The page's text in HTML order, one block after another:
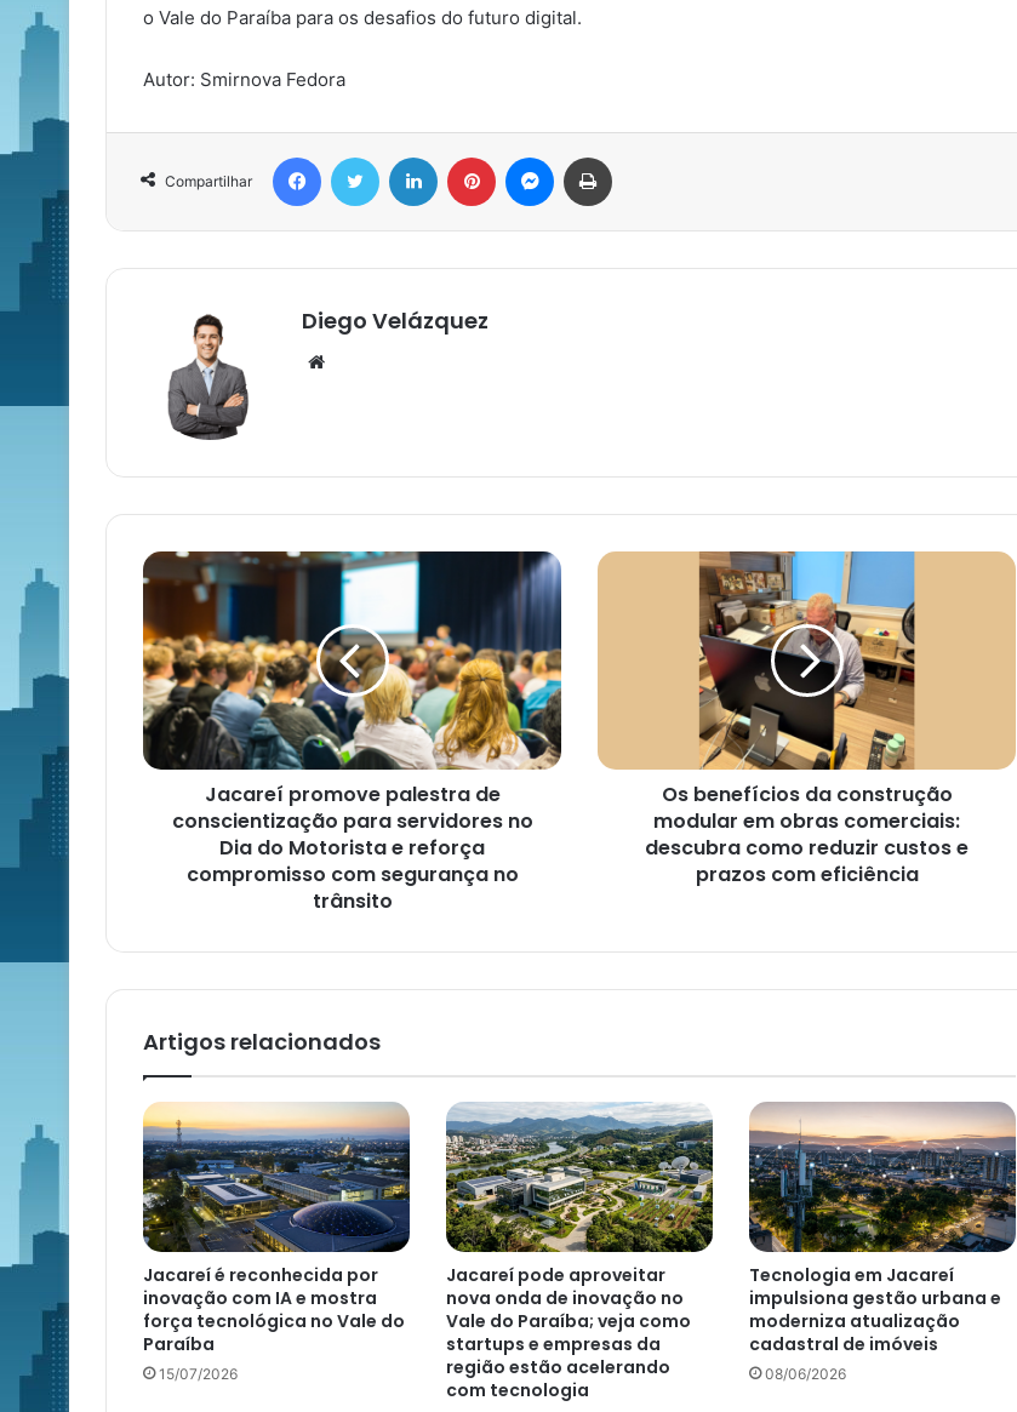
o Vale do Paraíba para os desafios do futuro digital.
Autor: Smirnova Fedora
Compartilhar
FacebookTwitter Linkedin Pinterest Messenger
Diego Velázquez
Website
Jacareí promove palestra de
conscientização para servidores no
Dia do Motorista e reforça
compromisso com segurança no
trânsito
Os benefícios da construção
modular em obras comerciais:
descubra como reduzir custos e
prazos com eficiência
Artigos relacionados
Jacareí é reconhecida por
inovação com IA e mostra
força tecnológica no Vale do
Paraíba
15/07/2026
Jacareí pode aproveitar
nova onda de inovação no
Vale do Paraíba; veja como
startups e empresas da
região estão acelerando
com tecnologia
Tecnologia em Jacareí
impulsiona gestão urbana e
moderniza atualização
cadastral de imóveis
08/06/2026